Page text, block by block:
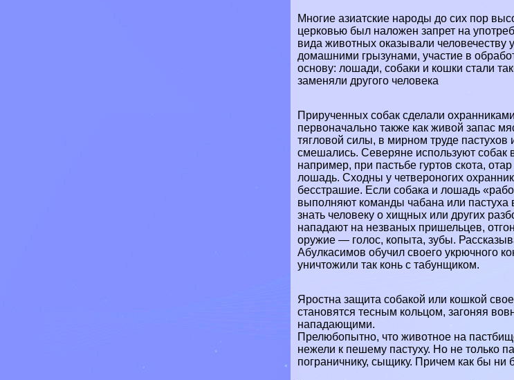
Многие азиатские народы до сих пор
церковью был наложен запрет на
вида животных оказывали человечеству
домашними грызунами, участие в
основу: лошади, собаки и кошки стали
заменяли другого человека
Прирученных собак сделали
первоначально также как живой запас
тягловой силы, в мирном труде
смешались. Северяне используют собак
например, при пастьбе гуртов скота,
лошадь. Сходны у четвероногих
бесстрашие. Если собака и лошадь
выполняют комaнды чабана или пастуха
знать человеку о хищных или других
нападают на незваных пришельцев,
оружие — голос, копыта, зубы.
Абулкасимов обучил своего укрючного
уничтожили так конь с табунщиком.
Яростна защита собакой или кошкой
становятся тесным кольцом, загоняя
нападающими.
Прелюбопытно, что животное на
нежели к пешему пастуху. Но не только
пограничнику, сыщику. Причем как бы ни